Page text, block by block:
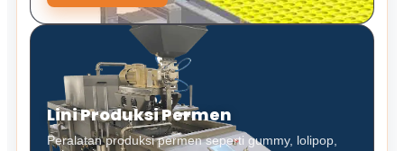
Lini Produksi Permen
Peralatan produksi permen seperti gummy, lolipop,